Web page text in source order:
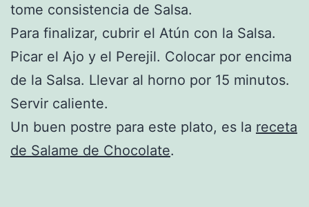
tome consistencia de Salsa.
Para finalizar, cubrir el Atún con la Salsa.
Picar el Ajo y el Perejil. Colocar por encima
de la Salsa. Llevar al horno por 15 minutos.
Servir caliente.
Un buen postre para este plato, es la receta
de Salame de Chocolate.